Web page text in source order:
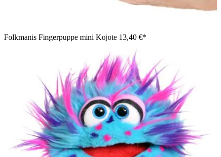
Folkmanis Fingerpuppe mini Kojote 13,40 €*